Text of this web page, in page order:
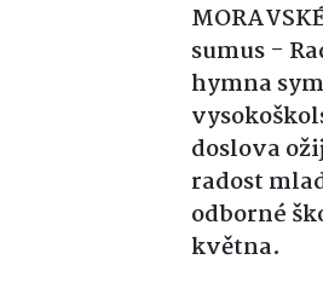
sumus -
hymna
doslova
radost
odborné
května.